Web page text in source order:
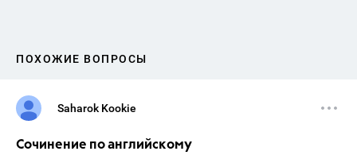
ПОХОЖИЕ ВОПРОСЫ
Saharok Kookie
Сочинение по английскому